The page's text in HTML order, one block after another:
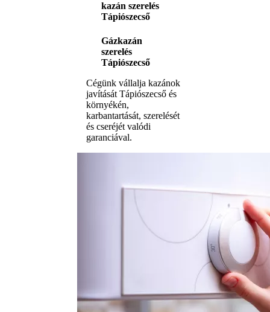
kazán szerelés
Tápiószecső
Gázkazán
szerelés
Tápiószecső
Cégünk vállalja kazánok
javítását Tápiószecső és
környékén,
karbantartását, szerelését
és cseréjét valódi
garanciával.